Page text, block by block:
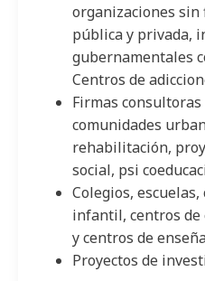
organizaciones
pública y privada,
gubernamentales
Centros de
Firmas
comunidades
rehabilitación,
social, psi
Colegios,
infantil, centros de
y centros de
Proyectos de